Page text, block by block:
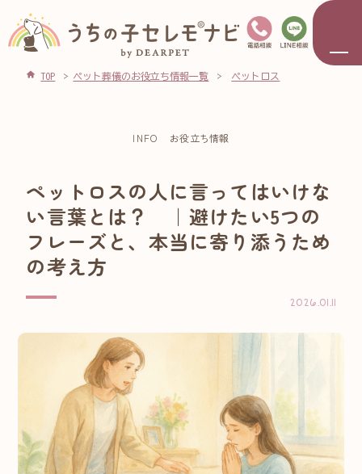
TOP ペット葬儀のお役立ち情報一覧 ペットロス
INFO お役立ち情報
ペットロスの人に言ってはいけな
い言葉とは？ ｜避けたい5つの
フレーズと、本当に寄り添うため
の考え方
2026.01.11